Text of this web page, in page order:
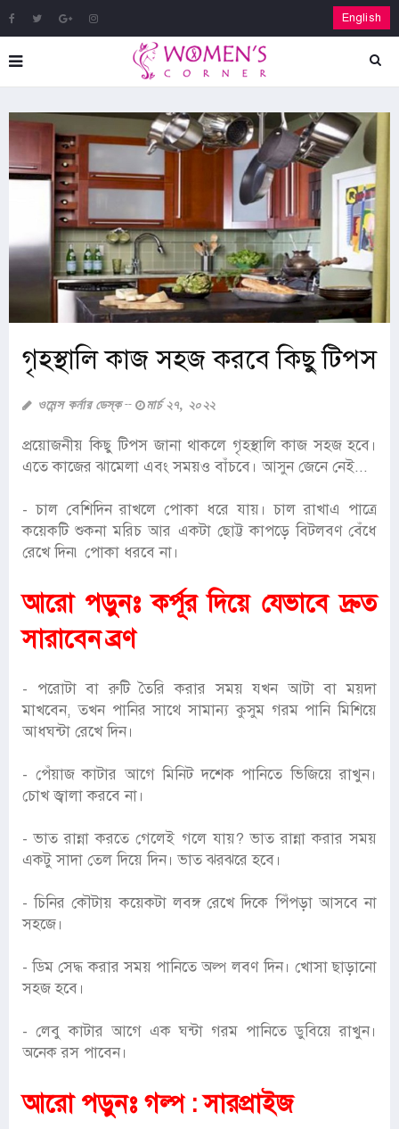
English
গৃহস্থালি কাজ সহজ করবে কিছু টিপস
ওমেন্স কর্নার ডেস্ক মার্চ ২৭, ২০২২
প্রয়োজনীয় কিছু টিপস জানা থাকলে গৃহস্থালি কাজ সহজ হবে।
এতে কাজের ঝামেলা এবং সময়ও বাঁচবে। আসুন জেনে নেই...
- চাল বেশিদিন রাখলে পোকা ধরে যায়। চাল রাখাএ পাত্রে
কয়েকটি শুকনা মরিচ আর একটা ছোট্ট কাপড়ে বিটলবণ বেঁধে
রেখে দিন৷ পোকা ধরবে না।
আরো পড়ুনঃকর্পূর দিয়ে যেভাবে দ্রুত
সারাবেন ব্রণ
- পরোটা বা রুটি তৈরি করার সময় যখন আটা বা ময়দা
মাখবেন, তখন পানির সাথে সামান্য কুসুম গরম পানি মিশিয়ে
আধঘন্টা রেখে দিন।
- পেঁয়াজ কাটার আগে মিনিট দশেক পানিতে ভিজিয়ে রাখুন।
চোখ জ্বালা করবে না।
- ভাত রান্না করতে গেলেই গলে যায়? ভাত রান্না করার সময়
একটু সাদা তেল দিয়ে দিন। ভাত ঝরঝরে হবে।
- চিনির কৌটায় কয়েকটা লবঙ্গ রেখে দিকে পিঁপড়া আসবে না
সহজে।
- ডিম সেদ্ধ করার সময় পানিতে অল্প লবণ দিন। খোসা ছাড়ানো
সহজ হবে।
- লেবু কাটার আগে এক ঘন্টা গরম পানিতে ডুবিয়ে রাখুন।
অনেক রস পাবেন।
আরো পড়ুনঃ গল্প : সারপ্রাইজ